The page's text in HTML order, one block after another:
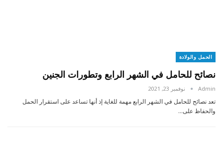
الحمل والولادة
نصائح للحامل في الشهر الرابع وتطورات الجنين
Admin نوفمبر 23, 2021
تعد نصائح للحامل في الشهر الرابع مهمة للغاية إذ أنها تساعد على استقرار الحمل
والحفاظ على…